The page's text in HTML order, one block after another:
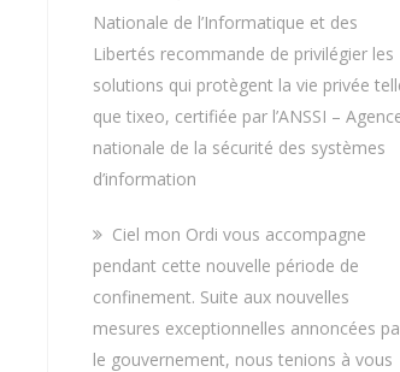
Nationale de l’Informatique et des
Libertés recommande de privilégier les
solutions qui protègent la vie privée
que tixeo, certifiée par l’ANSSI –
nationale de la sécurité des systèmes
d’information
Ciel mon Ordi vous accompagne
pendant cette nouvelle période de
confinement. Suite aux nouvelles
mesures exceptionnelles annoncées
le gouvernement, nous tenions à vous